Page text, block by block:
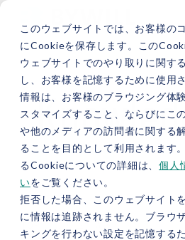
このウェブサイトでは、お客様の
にCookieを保存します。この
ウェブサイトでのやり取りに関す
し、お客様を記憶するために使用
情報は、お客様のブラウジング体
スタマイズすること、ならびにこ
や他のメディアの訪問者に関する
ることを目的として利用されます
るCookieについての詳細は、 個人
いをご覧ください。
拒否した場合、このウェブサイト
に情報は追跡されません。ブラウ
キングを行わない設定を記憶する
お役立ち情報
TOP お役立ち情報